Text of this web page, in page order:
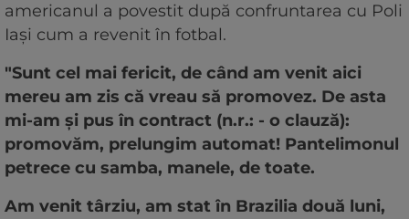
americanul a povestit după confruntarea cu Poli
Iași cum a revenit în fotbal.
"Sunt cel mai fericit, de când am venit aici
mereu am zis că vreau să promovez. De asta
mi-am și pus în contract (n.r.: - o clauză):
promovăm, prelungim automat! Pantelimonul
petrece cu samba, manele, de toate.
Am venit târziu, am stat în Brazilia două luni,